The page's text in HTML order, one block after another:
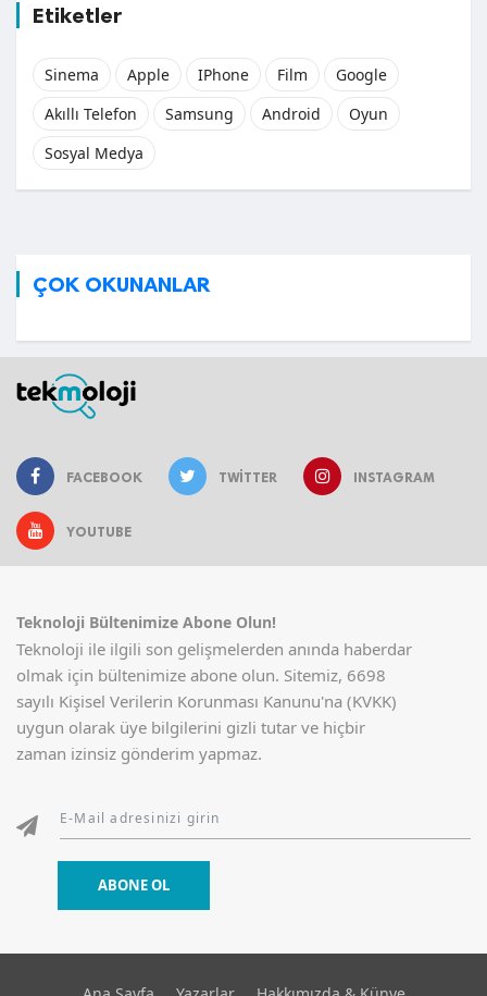
Etiketler
Sinema Apple IPhone Film
Google
Akıllı Telefon
Samsung Android
Oyun
Sosyal Medya
ÇOK OKUNANLAR
FACEBOOK TWITTER INSTAGRAM
YOUTUBE
Teknoloji Bültenimize Abone Olun!
Teknoloji ile ilgili son gelişmelerden anında haberdar
olmak için bültenimize abone olun. Sitemiz, 6698
sayılı Kişisel Verilerin Korunması Kanunu'na (KVKK)
uygun olarak üye bilgilerini gizli tutar ve hiçbir
zaman izinsiz gönderim yapmaz.
ABONE OL